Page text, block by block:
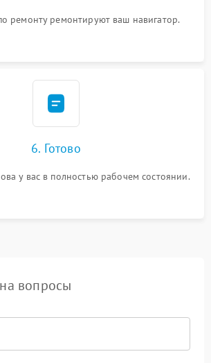
ремонту ремонтируют ваш навигатор.
6. Готово
у вас в полностью рабочем состоянии.
вопросы